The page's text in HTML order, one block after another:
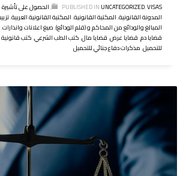
PUBLISHED IN UNCATEGORIZED,VISAS
,الحصول على
المدونة القانونية,المكتبة القانونية,المكتبة القانونية العربية,
المبالغ والودائع من المحاكم و (قلم الودائع),صيغ اعلانات وانذارات,
قضايا دم,قضايا عرض,قضايا مال,كتب الطب الشرعي,كتب قانونية PDF
للتحميل,مذكرات دفاع جنائي للتحميل